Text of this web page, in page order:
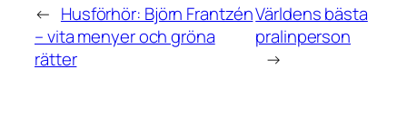
← Husförhör: Björn Frantzén
– vita menyer och gröna
rätter
Världens bästa
pralinperson
→